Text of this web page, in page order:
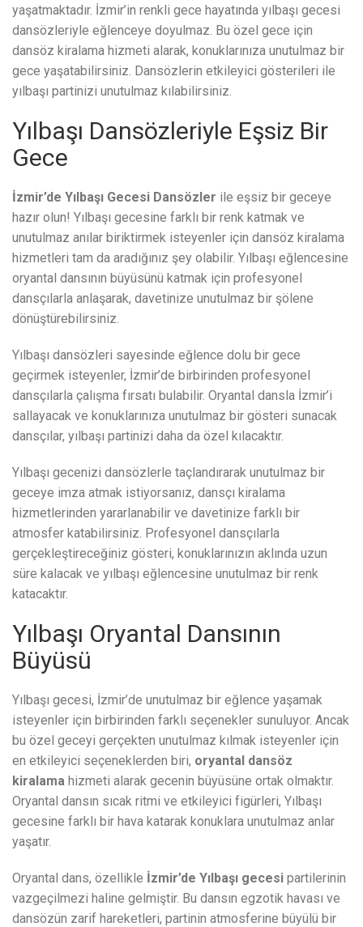
yaşatmaktadır. İzmir’in renkli gece hayatında yılbaşı gecesi
dansözleriyle eğlenceye doyulmaz. Bu özel gece için
dansöz kiralama hizmeti alarak, konuklarınıza unutulmaz bir
gece yaşatabilirsiniz. Dansözlerin etkileyici gösterileri ile
yılbaşı partinizi unutulmaz kılabilirsiniz.
Yılbaşı Dansözleriyle Eşsiz Bir
Gece
İzmir’de Yılbaşı Gecesi Dansözler ile eşsiz bir geceye
hazır olun! Yılbaşı gecesine farklı bir renk katmak ve
unutulmaz anılar biriktirmek isteyenler için dansöz kiralama
hizmetleri tam da aradığınız şey olabilir. Yılbaşı eğlencesine
oryantal dansının büyüsünü katmak için profesyonel
dansçılarla anlaşarak, davetinize unutulmaz bir şölene
dönüştürebilirsiniz.
Yılbaşı dansözleri sayesinde eğlence dolu bir gece
geçirmek isteyenler, İzmir’de birbirinden profesyonel
dansçılarla çalışma fırsatı bulabilir. Oryantal dansla İzmir’i
sallayacak ve konuklarınıza unutulmaz bir gösteri sunacak
dansçılar, yılbaşı partinizi daha da özel kılacaktır.
Yılbaşı gecenizi dansözlerle taçlandırarak unutulmaz bir
geceye imza atmak istiyorsanız, dansçı kiralama
hizmetlerinden yararlanabilir ve davetinize farklı bir
atmosfer katabilirsiniz. Profesyonel dansçılarla
gerçekleştireceğiniz gösteri, konuklarınızın aklında uzun
süre kalacak ve yılbaşı eğlencesine unutulmaz bir renk
katacaktır.
Yılbaşı Oryantal Dansının
Büyüsü
Yılbaşı gecesi, İzmir’de unutulmaz bir eğlence yaşamak
isteyenler için birbirinden farklı seçenekler sunuluyor. Ancak
bu özel geceyi gerçekten unutulmaz kılmak isteyenler için
en etkileyici seçeneklerden biri, oryantal dansöz
kiralama hizmeti alarak gecenin büyüsüne ortak olmaktır.
Oryantal dansın sıcak ritmi ve etkileyici figürleri, Yılbaşı
gecesine farklı bir hava katarak konuklara unutulmaz anlar
yaşatır.
Oryantal dans, özellikle İzmir’de Yılbaşı gecesi partilerinin
vazgeçilmezi haline gelmiştir. Bu dansın egzotik havası ve
dansözün zarif hareketleri, partinin atmosferine büyülü bir